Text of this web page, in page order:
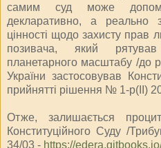
самим суд може
декларативно, а реально
цінності щодо захисту прав
позивача, який
планетарного масштабу /до
України застосовував
прийнятті рішення № 1-р(ІІ)
Отже, залишається
Конституційного Суду /
34/03 - https://